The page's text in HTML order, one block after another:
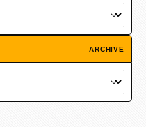
ARCHIVE